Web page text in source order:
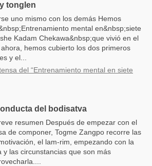
tonglen
uno mismo con los demás Hemos
mental en&nbsp;siete
Kadam Chekawa&nbsp;que vivió en el
hemos cubierto los dos primeros
y el...
del “Entrenamiento mental en siete
del bodisatva
resumen Después de empezar con el
de componer, Togme Zangpo recorre las
el lam-rim, empezando con la
y las circunstancias que son más